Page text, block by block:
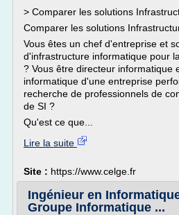
> Comparer les solutions
Comparer les solutions
Vous êtes un chef d'entreprise et
d'infrastructure informatique pour
? Vous être directeur informatique
informatique d'une entreprise
recherche de professionnels de
de SI ?
Qu'est ce que...
Lire la suite
Site : https://www.celge.fr
Ingénieur en
Groupe Informatique ...